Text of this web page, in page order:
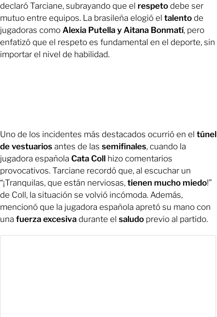
declaró Tarciane, subrayando que el respeto debe ser
mutuo entre equipos. La brasileña elogió el talento de
jugadoras como Alexia Putella y Aitana Bonmatí, pero
enfatizó que el respeto es fundamental en el deporte, sin
importar el nivel de habilidad.
Uno de los incidentes más destacados ocurrió en el túnel
de vestuarios antes de las semifinales, cuando la
jugadora española Cata Coll hizo comentarios
provocativos. Tarciane recordó que, al escuchar un
“¡Tranquilas, que están nerviosas, tienen mucho miedo!”
de Coll, la situación se volvió incómoda. Además,
mencionó que la jugadora española apretó su mano con
una fuerza excesiva durante el saludo previo al partido.